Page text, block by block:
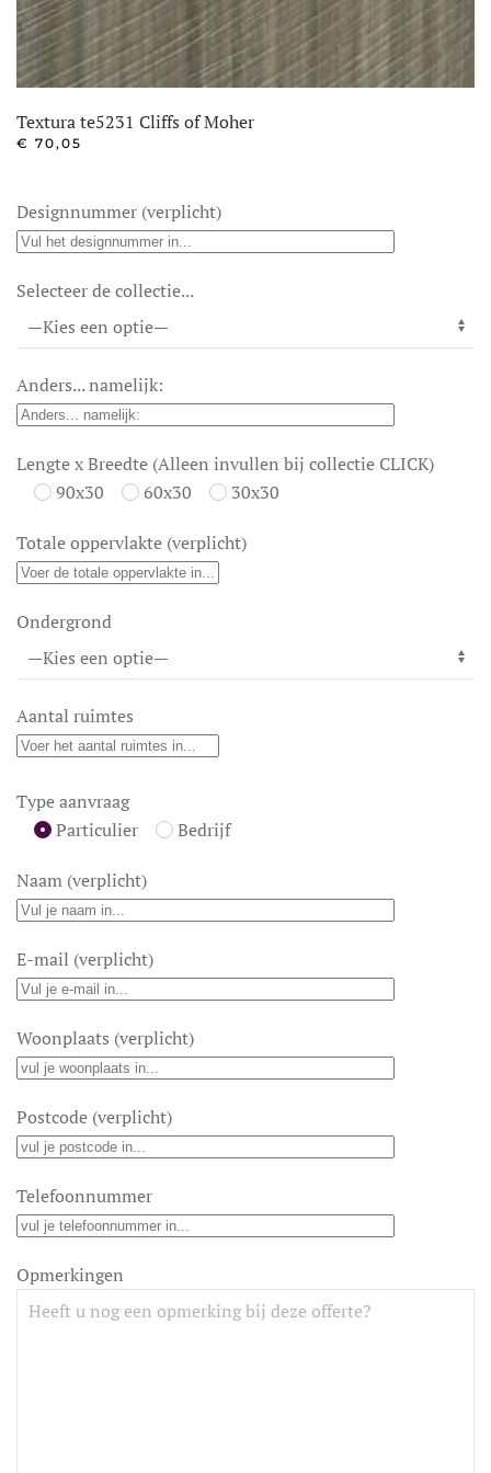
Textura te5231 Cliffs of Moher
€ 70,05
Designnummer (verplicht)
Selecteer de collectie...
Anders... namelijk:
Lengte x Breedte (Alleen invullen bij collectie CLICK)
90x30
60x30 30x30
Totale oppervlakte (verplicht)
Ondergrond
Aantal ruimtes
Type aanvraag
Particulier
Bedrijf
Naam (verplicht)
E-mail (verplicht)
Woonplaats (verplicht)
Postcode (verplicht)
Telefoonnummer
Opmerkingen